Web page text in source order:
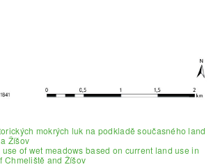
mokrých luk na podkladě současného land
Žíšov
of wet meadows based on current land use in
Chmeliště and Žíšov